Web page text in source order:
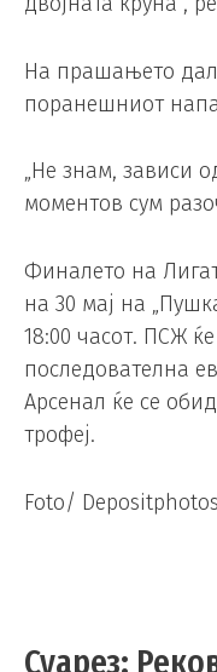
На прашањето
поранешниот
„Не знам, зависи
моментов сум
Финалето на
на 30 мај на
18:00 часот. ПСЖ
последователна
Арсенал ќе се
трофеј.
Foto/ Depositphotos
Суарез: